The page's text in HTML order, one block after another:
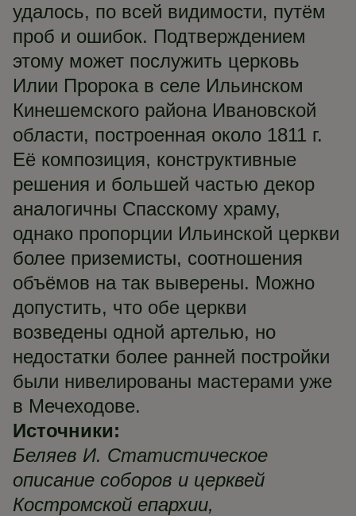
удалось, по всей видимости, путём
проб и ошибок. Подтверждением
этому может послужить церковь
Илии Пророка в селе Ильинском
Кинешемского района Ивановской
области, построенная около 1811 г.
Её композиция, конструктивные
решения и большей частью декор
аналогичны Спасскому храму,
однако пропорции Ильинской церкви
более приземисты, соотношения
объёмов на так выверены. Можно
допустить, что обе церкви
возведены одной артелью, но
недостатки более ранней постройки
были нивелированы мастерами уже
в Мечеходове.
Источники:
Беляев И. Статистическое
описание соборов и церквей
Костромской епархии,